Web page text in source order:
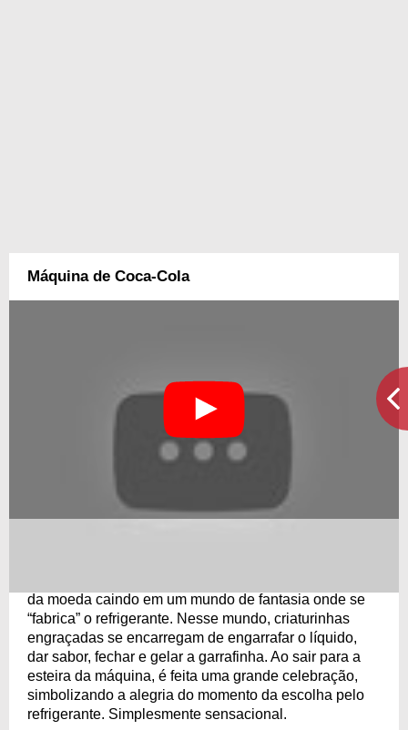
Máquina de Coca-Cola
da moeda caindo em um mundo de fantasia onde se
“fabrica” o refrigerante. Nesse mundo, criaturinhas
engraçadas se encarregam de engarrafar o líquido,
dar sabor, fechar e gelar a garrafinha. Ao sair para a
esteira da máquina, é feita uma grande celebração,
simbolizando a alegria do momento da escolha pelo
refrigerante. Simplesmente sensacional.